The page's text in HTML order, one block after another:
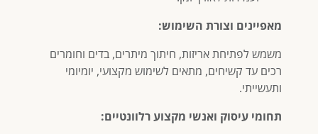
מאפיינים וצורת השימוש:
משמש לפתיחת אריזות, חיתוך מיתרים, בדים וחומרים
רכים עד קשיחים, מתאים לשימוש מקצועי, יומיומי
ותעשייתי.
תחומי עיסוק ואנשי מקצוע רלוונטיים: